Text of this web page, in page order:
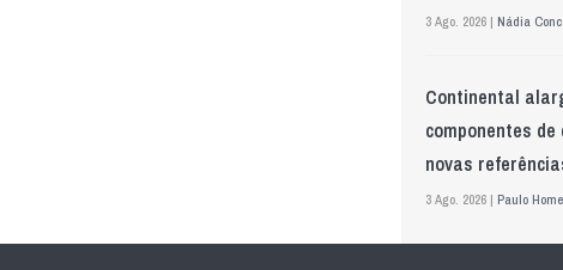
3 Ago. 2026 | Nádia
Continental
componentes de
novas
3 Ago. 2026 | Paulo